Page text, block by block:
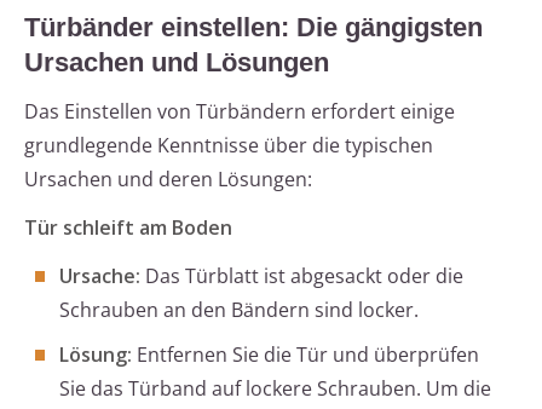
Türbänder einstellen: Die gängigsten
Ursachen und Lösungen
Das Einstellen von Türbändern erfordert einige
grundlegende Kenntnisse über die typischen
Ursachen und deren Lösungen:
Tür schleift am Boden
Ursache: Das Türblatt ist abgesackt oder die
Schrauben an den Bändern sind locker.
Lösung: Entfernen Sie die Tür und überprüfen
Sie das Türband auf lockere Schrauben. Um die